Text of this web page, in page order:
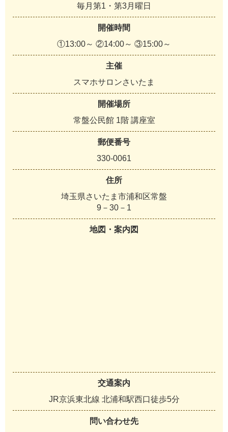
毎月第1・第3月曜日
開催時間
①13:00～ ②14:00～ ③15:00～
主催
スマホサロンさいたま
開催場所
常盤公民館 1階 講座室
郵便番号
330-0061
住所
埼玉県さいたま市浦和区常盤
9－30－1
地図・案内図
交通案内
JR京浜東北線 北浦和駅西口徒歩5分
問い合わせ先